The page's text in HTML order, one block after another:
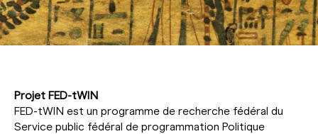
Projet FED-tWIN
FED-tWIN est un programme de recherche fédéral du
Service public fédéral de programmation Politique